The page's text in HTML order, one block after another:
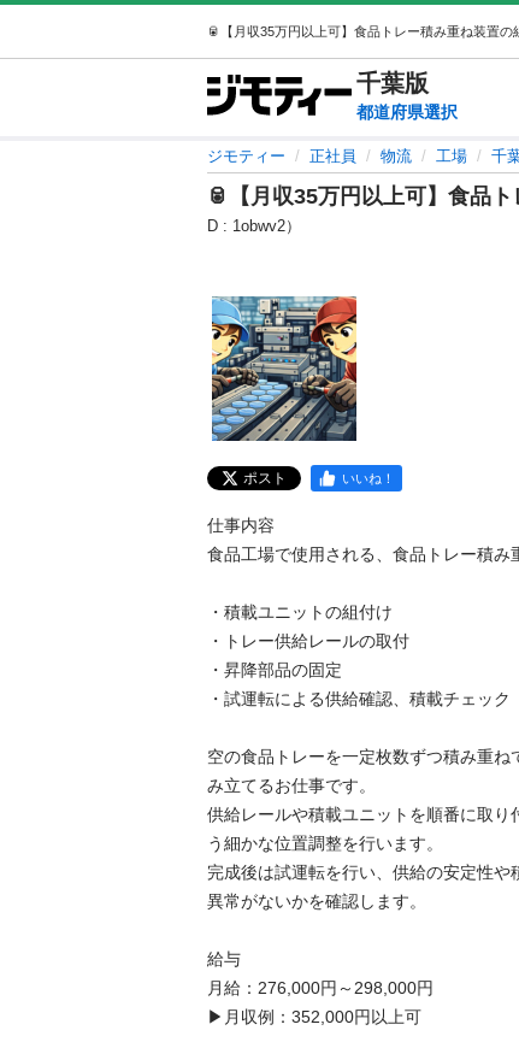
千葉版
都道府県選択
ジモティー 正社員 物流 工場 千
🥫【月収35万円以上可】食品
D : 1obwv2）
ポスト いいね！
仕事内容
食品工場で使用される、食品トレー積み
・積載ユニットの組付け
・トレー供給レールの取付
・昇降部品の固定
・試運転による供給確認、積載チェック
空の食品トレーを一定枚数ずつ積み重ね
み立てるお仕事です。
供給レールや積載ユニットを順番に取り
う細かな位置調整を行います。
完成後は試運転を行い、供給の安定性や
異常がないかを確認します。
給与
月給：276,000円～298,000円
▶月収例：352,000円以上可